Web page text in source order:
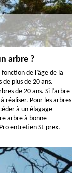
arbre ?
de l’âge de la
plus de 20 ans.
de 20 ans. Si l’arbre
réaliser. Pour les arbres
à un élagage
arbre à bonne
entretien St-prex.